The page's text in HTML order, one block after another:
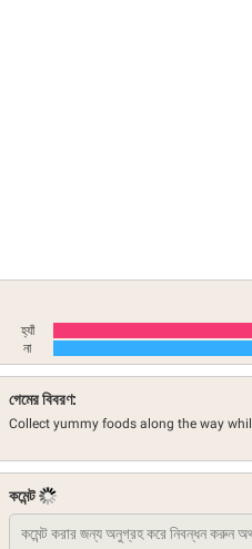
হ্যাঁ
না
গেমের বিবরণ:
Collect yummy foods along the way
কমেন্ট